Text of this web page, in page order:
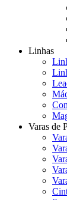
Linhas
Varas de